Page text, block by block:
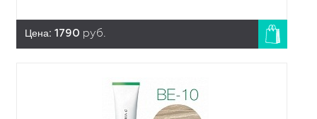
Цена: 1790 руб.